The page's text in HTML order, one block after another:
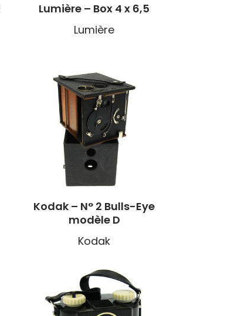
Lumière – Box 4 x 6,5
Lumière
Kodak – N° 2 Bulls-Eye
modèle D
Kodak